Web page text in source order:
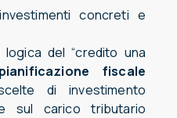
concreti e
del “credito una
pianificazione fiscale
di investimento
sul carico tributario